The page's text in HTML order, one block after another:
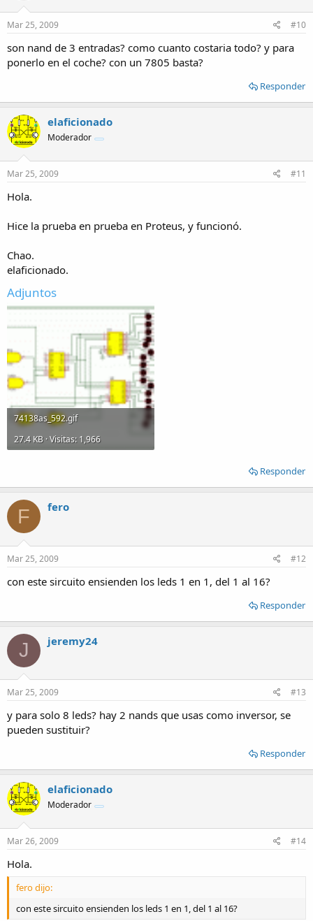
Mar 25, 2009 #10
son nand de 3 entradas? como cuanto costaria todo? y para
ponerlo en el coche? con un 7805 basta?
Responder
elaficionado
Moderador
Mar 25, 2009 #11
Hola.
Hice la prueba en prueba en Proteus, y funcionó.
Chao.
elaficionado.
Adjuntos
74138as_592.gif
27.4 KB · Visitas: 1,966
Responder
F fero
Mar 25, 2009 #12
con este sircuito ensienden los leds 1 en 1, del 1 al 16?
Responder
J jeremy24
Mar 25, 2009 #13
y para solo 8 leds? hay 2 nands que usas como inversor, se
pueden sustituir?
Responder
elaficionado
Moderador
Mar 26, 2009 #14
Hola.
fero dijo:
con este sircuito ensienden los leds 1 en 1, del 1 al 16?